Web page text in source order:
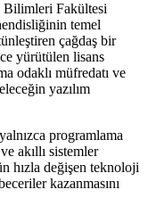
Fakültesi
temel
çağdaş bir
yürütülen lisans
odaklı müfredatı ve
yazılım
programlama
akıllı sistemler
hızla değişen teknoloji
kazanmasını